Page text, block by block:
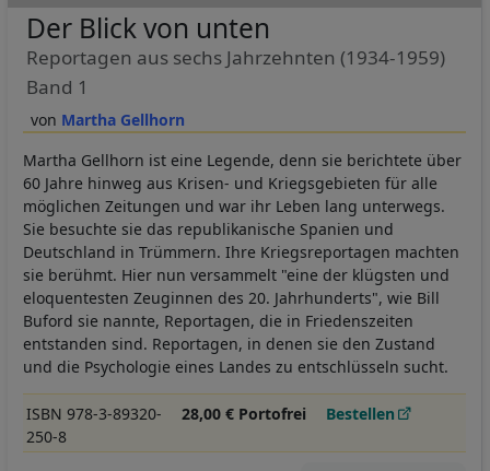
Martha Gellhorn
Der Blick von unten
Reportagen aus sechs Jahrzehnten (1934-1959)
Band 1
Martha Gellhorn ist eine Legende, denn sie berichtete über
60 Jahre hinweg aus Krisen- und Kriegsgebieten für alle
möglichen Zeitungen und war ihr Leben lang unterwegs.
Sie besuchte sie das republikanische Spanien und
Deutschland in Trümmern. Ihre Kriegsreportagen machten
sie berühmt. Hier nun versammelt "eine der klügsten und
eloquentesten Zeuginnen des 20. Jahrhunderts", wie Bill
Buford sie nannte, Reportagen, die in Friedenszeiten
entstanden sind. Reportagen, in denen sie den Zustand
und die Psychologie eines Landes zu entschlüsseln sucht.
ISBN 978-3-89320-
250-8
28,00 € Portofrei Bestellen